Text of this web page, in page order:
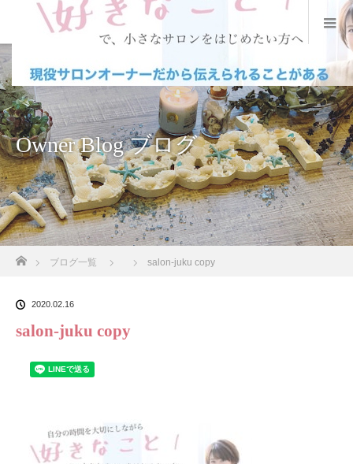
Owner Blog ブログ
ブログ一覧 salon-juku copy
2020.02.16
salon-juku copy